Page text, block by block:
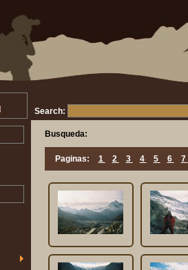
Search:
Busqueda:
Paginas: 1 2 3 4 5 6 7